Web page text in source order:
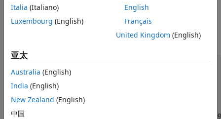
FLT 是浮点类型的 typedef，UINT32 是无符号 int32 类型的
typedef。已有源代码位于文件
evalin('base',
% sfun_dlut3D
def = legacy_code(
def.SFunctionName =
'single y1 =
Italia (Italiano)
Luxembourg (English)
English
Français
United Kingdom (English)
亚太
Australia (English)
India (English)
New Zealand (English)
中国